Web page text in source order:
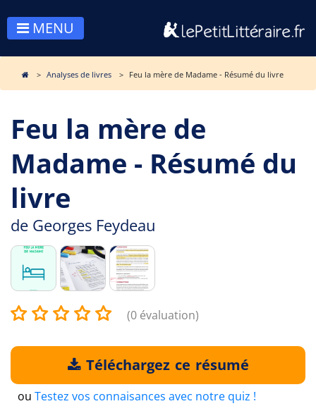
MENU
Analyses de livres Feu la mère de Madame - Résumé du livre
Feu la mère de
Madame - Résumé du
livre
de Georges Feydeau
(0 évaluation)
Téléchargez ce résumé
ou Testez vos connaisances avec notre quiz !